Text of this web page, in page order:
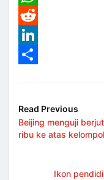
WhatsApp
Reddit
LinkedIn
Read Previous
Beijing menguji
ribu ke atas
Ikon